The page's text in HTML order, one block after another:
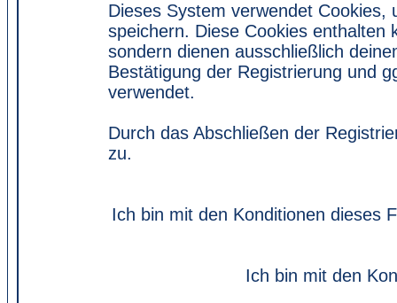
Dieses System verwendet
speichern. Diese Cookies enthalten
sondern dienen ausschließlich
Bestätigung der Registrierung und
verwendet.
Durch das Abschließen der
zu.
Ich bin mit den Konditionen dieses
Ich bin mit den